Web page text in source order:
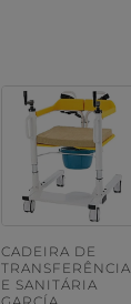
CADEIRA DE
TRANSFERÊNCIA
E SANITÁRIA